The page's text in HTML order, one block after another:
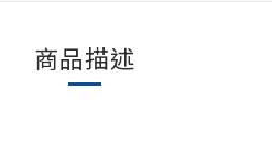
商品描述